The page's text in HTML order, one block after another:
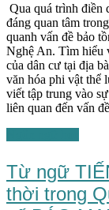
Qua quá trình điền
đáng quan tâm
quanh vấn đề bảo
Nghệ An. Tìm hiểu
của dân cư tại địa
văn hóa phi vật thể
viết tập trung vào
liên quan đến vấn
Từ ngữ
thời trong